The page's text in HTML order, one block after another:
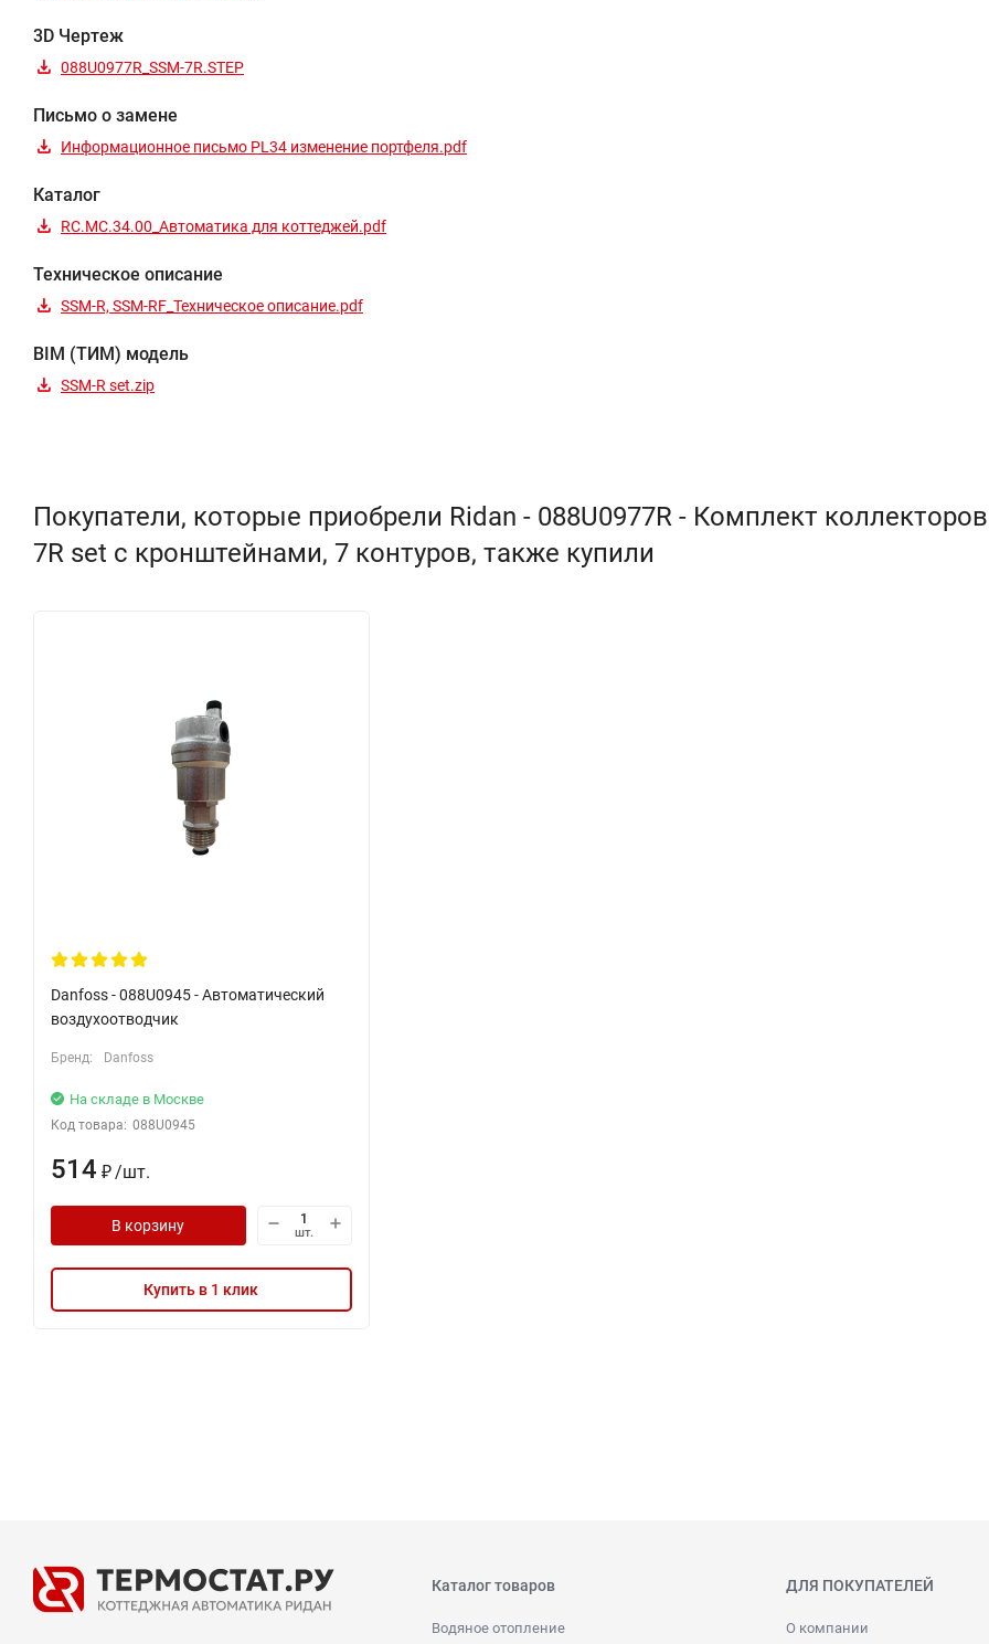
3D Чертеж
088U0977R_SSM-7R.STEP
Письмо о замене
Информационное письмо PL34 изменение портфеля.pdf
Каталог
RC.MC.34.00_Автоматика для коттеджей.pdf
Техническое описание
SSM-R, SSM-RF_Техническое описание.pdf
BIM (ТИМ) модель
SSM-R set.zip
Покупатели, которые приобрели Ridan - 088U0977R - Комплект
7R set с кронштейнами, 7 контуров, также купили
Danfoss - 088U0945 - Автоматический
воздухоотводчик
Бренд: Danfoss
На складе в Москве
Код товара: 088U0945
514 ₽ /шт.
В корзину шт.
Купить в 1 клик
Каталог товаров
Водяное отопление
ДЛЯ ПОКУПАТЕЛЕЙ
О компании